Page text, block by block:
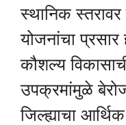
स्थानिक स्तरावर
योजनांचा
कौशल्य
उपक्रमांमुळे
जिल्ह्याचा